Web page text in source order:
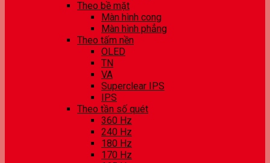
Theo bề mặt
Màn hình cong
Màn hình phẳng
Theo tấm nền
OLED
TN
VA
Superclear IPS
IPS
Theo tần số quét
360 Hz
240 Hz
180 Hz
170 Hz